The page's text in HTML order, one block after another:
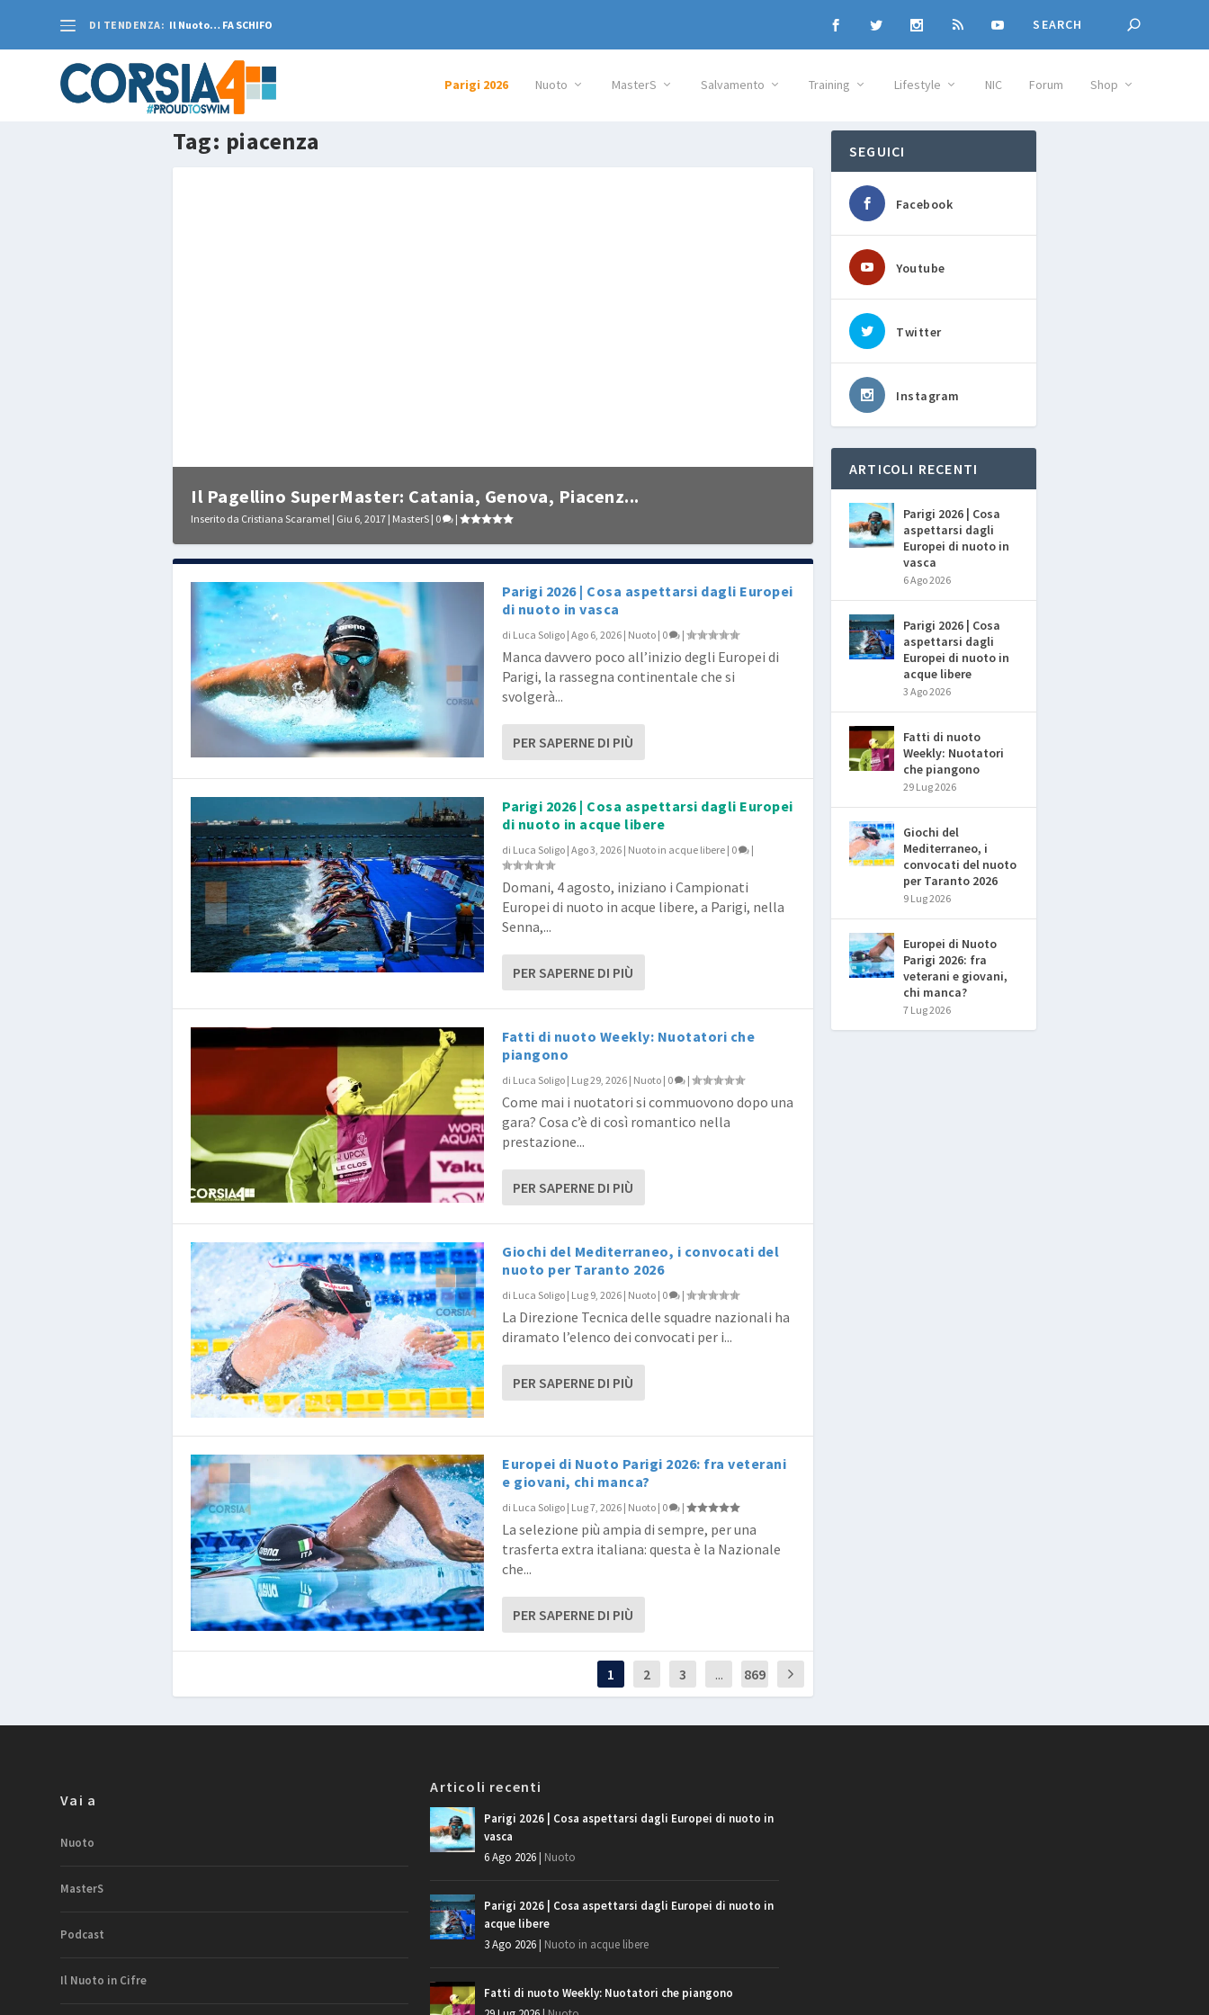
DI TENDENZA: Il Nuoto… FA SCHIFO
Parigi 2026 Nuoto MasterS Salvamento Training Lifestyle NIC Forum Shop
Tag: piacenza
Il Pagellino SuperMaster: Catania, Genova, Piacenz...
Inserito da Cristiana Scaramel | Giu 6, 2017 | MasterS | 0 |
Si chiude il circuito Supermaster 2015/16 con i re...
Inserito daCristiana Scaramel|Giu 10, 2016 MasterS | 0 |
Parigi 2026 | Cosa aspettarsi dagli Europei
di nuoto in vasca
di Luca Soligo | Ago 6, 2026 | Nuoto | 0 |
Manca davvero poco all’inizio degli Europei di
Parigi, la rassegna continentale che si
svolgerà...
PER SAPERNE DI PIÙ
Parigi 2026 | Cosa aspettarsi dagli Europei
di nuoto in acque libere
di Luca Soligo | Ago 3, 2026 | Nuoto in acque libere | 0 |
Domani, 4 agosto, iniziano i Campionati
Europei di nuoto in acque libere, a Parigi, nella
Senna,...
PER SAPERNE DI PIÙ
Fatti di nuoto Weekly: Nuotatori che
piangono
di Luca Soligo | Lug 29, 2026 | Nuoto | 0 |
Come mai i nuotatori si commuovono dopo una
gara? Cosa c’è di così romantico nella
prestazione...
PER SAPERNE DI PIÙ
Giochi del Mediterraneo, i convocati del
nuoto per Taranto 2026
di Luca Soligo | Lug 9, 2026 | Nuoto | 0 |
La Direzione Tecnica delle squadre nazionali ha
diramato l’elenco dei convocati per i...
PER SAPERNE DI PIÙ
Europei di Nuoto Parigi 2026: fra veterani
e giovani, chi manca?
di Luca Soligo | Lug 7, 2026 | Nuoto | 0 |
La selezione più ampia di sempre, per una
trasferta extra italiana: questa è la Nazionale
che...
PER SAPERNE DI PIÙ
1 2 3 ... 869
SEGUICI
Facebook
Youtube
Twitter
Instagram
ARTICOLI RECENTI
Parigi 2026 | Cosa
aspettarsi dagli
Europei di nuoto in
vasca
6 Ago 2026
Parigi 2026 | Cosa
aspettarsi dagli
Europei di nuoto in
acque libere
3 Ago 2026
Fatti di nuoto
Weekly: Nuotatori
che piangono
29 Lug 2026
Giochi del
Mediterraneo, i
convocati del nuoto
per Taranto 2026
9 Lug 2026
Europei di Nuoto
Parigi 2026: fra
veterani e giovani,
chi manca?
7 Lug 2026
Vai a
Nuoto
MasterS
Podcast
Il Nuoto in Cifre
Articoli recenti
Parigi 2026 | Cosa aspettarsi dagli Europei di nuoto in
vasca
6 Ago 2026| Nuoto
Parigi 2026 | Cosa aspettarsi dagli Europei di nuoto in
acque libere
3 Ago 2026| Nuoto in acque libere
Fatti di nuoto Weekly: Nuotatori che piangono